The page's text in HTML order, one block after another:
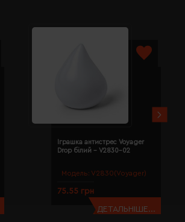
Модель: V2830(Voyager)
Іграшка антистрес Voyager
Drop білий - V2830-02
75.55 грн
ДЕТАЛЬНІШЕ...